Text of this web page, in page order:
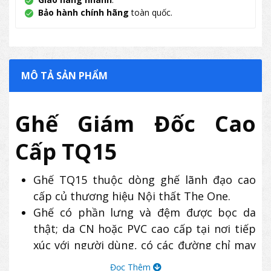
Bảo hành chính hãng toàn quốc.
MÔ TẢ SẢN PHẨM
Ghế Giám Đốc Cao
Cấp TQ15
Ghế TQ15 thuộc dòng ghế lãnh đạo cao
cấp củ thương hiệu Nội thất The One.
Ghế có phần lưng và đệm được bọc da
thật; da CN hoặc PVC cao cấp tại nơi tiếp
xúc với người dùng, có các đường chỉ may
trang trí sang trọng.
Đọc Thêm